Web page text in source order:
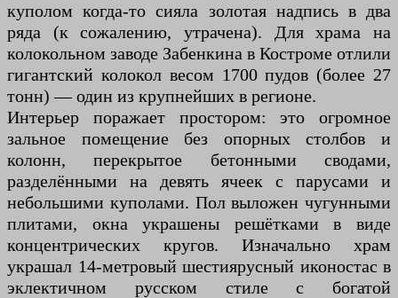
куполом когда-то сияла золотая надпись в два
ряда (к сожалению, утрачена). Для храма на
колокольном заводе Забенкина в Костроме отлили
гигантский колокол весом 1700 пудов (более 27
тонн) — один из крупнейших в регионе.
Интерьер поражает простором: это огромное
зальное помещение без опорных столбов и
колонн, перекрытое бетонными сводами,
разделёнными на девять ячеек с парусами и
небольшими куполами. Пол выложен чугунными
плитами, окна украшены решётками в виде
концентрических кругов. Изначально храм
украшал 14-метровый шестиярусный иконостас в
эклектичном русском стиле с богатой